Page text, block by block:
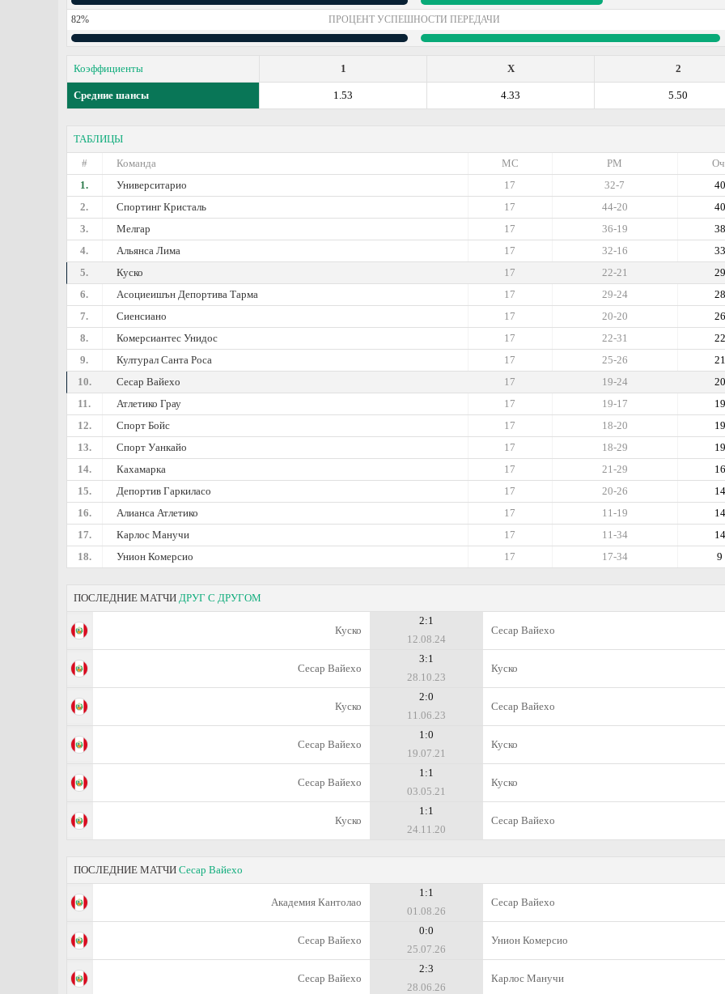
82% ПРОЦЕНТ УСПЕШНОСТИ ПЕРЕДАЧИ
Коэффициенты 2
X
1
Средние шансы 5.50
4.33
1.53
ТАБЛИЦЫ
#
Команда РМ
МС
1.
Университарио 40
32-7
17
2.
Спортинг Кристаль 40
44-20
17
3.
Мелгар 38
36-19
17
4.
Альянса Лима 33
32-16
17
5.
Куско 29
22-21
17
6.
Асоциеишън Депортива Тарма 28
29-24
17
7.
Сиенсиано 26
20-20
17
8.
Комерсиантес Унидос 22
22-31
17
9.
Културал Санта Роса 21
25-26
17
10.
Сесар Вайехо 20
19-24
17
11.
Атлетико Грау 19
19-17
17
12.
Спорт Бойс 19
18-20
17
13.
Спорт Уанкайо 19
18-29
17
14.
Кахамарка 16
21-29
17
15.
Депортив Гаркиласо 14
20-26
17
16.
Алианса Атлетико 14
11-19
17
17.
Карлос Манучи 14
11-34
17
18.
Унион Комерсио 9
17-34
17
ПОСЛЕДНИЕ МАТЧИ ДРУГ С ДРУГОМ
Куско
2:1
12.08.24
Сесар Вайехо
Сесар Вайехо
3:1
28.10.23
Куско
Куско
2:0
11.06.23
Сесар Вайехо
Сесар Вайехо
1:0
19.07.21
Куско
Сесар Вайехо
1:1
03.05.21
Куско
Куско
1:1
24.11.20
Сесар Вайехо
ПОСЛЕДНИЕ МАТЧИ Сесар Вайехо
Академия Кантолао
1:1
01.08.26
Сесар Вайехо
Сесар Вайехо
0:0
25.07.26
Унион Комерсио
Сесар Вайехо
2:3
28.06.26
Карлос Манучи